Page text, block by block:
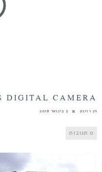
DIGITAL CAMERA
חן רוזנק 5 בינואר 2016
0 תגובות